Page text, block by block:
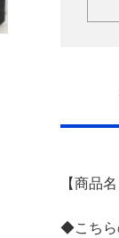
【商品
◆こちら